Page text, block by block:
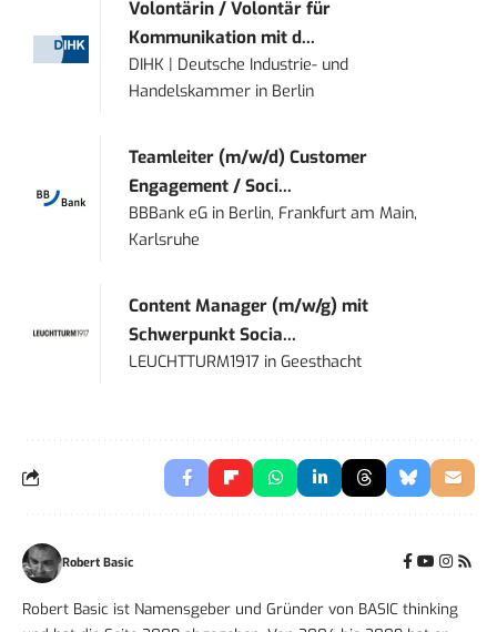
Volontärin / Volontär für
Kommunikation mit d...
DIHK | Deutsche Industrie- und
Handelskammer in Berlin
Teamleiter (m/w/d) Customer
Engagement / Soci...
BBBank eG in Berlin, Frankfurt am Main,
Karlsruhe
Content Manager (m/w/g) mit
Schwerpunkt Socia...
LEUCHTTURM1917 inGeesthacht
Robert Basic
Robert Basic ist Namensgeber und Gründer von BASIC thinking